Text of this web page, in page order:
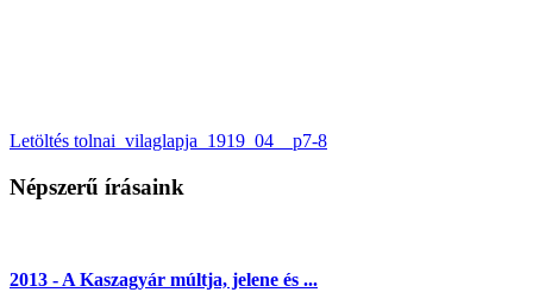
Letöltés tolnai_vilaglapja_1919_04__p7-8
Népszerű írásaink
2013 - A Kaszagyár múltja, jelene és ...